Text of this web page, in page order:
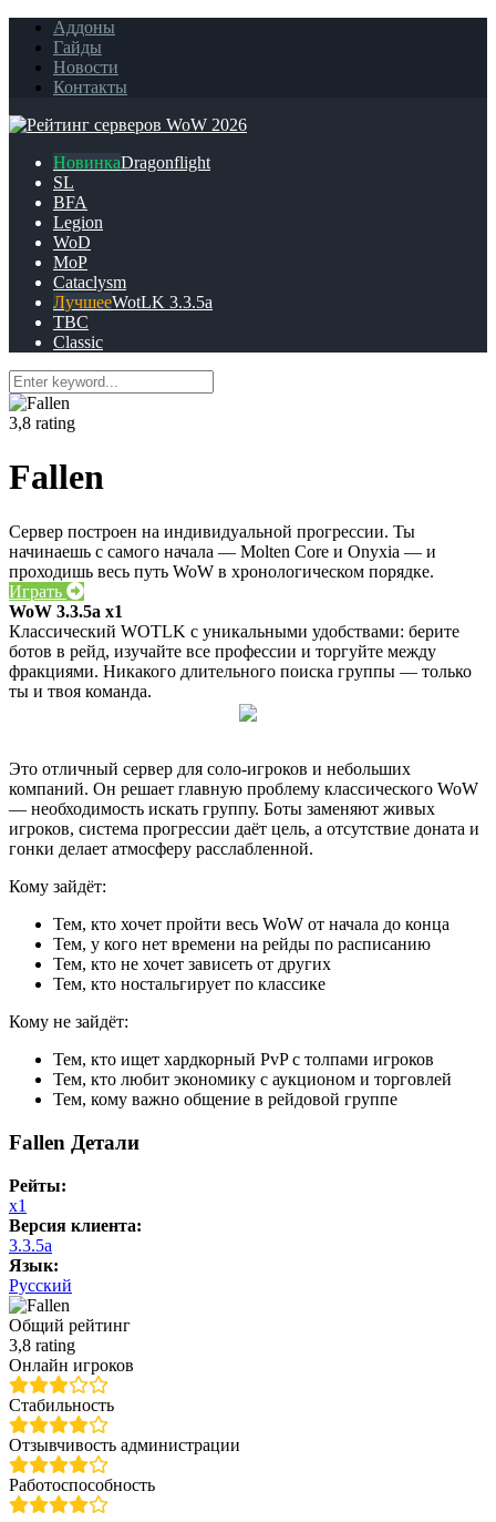
Аддоны
Гайды
Новости
Контакты
Dragonflight
SL
BFA
Legion
WoD
MoP
Cataclysm
WotLK 3.3.5a
TBC
Classic
3,8 rating
Fallen
Сервер построен на индивидуальной прогрессии. Ты
начинаешь с самого начала — Molten Core и Onyxia — и
проходишь весь путь WoW в хронологическом порядке.
Играть
WoW 3.3.5a x1
Классический WOTLK с уникальными удобствами: берите
ботов в рейд, изучайте все профессии и торгуйте между
фракциями. Никакого длительного поиска группы — только
ты и твоя команда.
Это отличный сервер для соло-игроков и небольших
компаний. Он решает главную проблему классического WoW
— необходимость искать группу. Боты заменяют живых
игроков, система прогрессии даёт цель, а отсутствие доната и
гонки делает атмосферу расслабленной.
Кому зайдёт:
Тем, кто хочет пройти весь WoW от начала до конца
Тем, у кого нет времени на рейды по расписанию
Тем, кто не хочет зависеть от других
Тем, кто ностальгирует по классике
Кому не зайдёт:
Тем, кто ищет хардкорный PvP с толпами игроков
Тем, кто любит экономику с аукционом и торговлей
Тем, кому важно общение в рейдовой группе
Fallen Детали
Рейты:
x1
Версия клиента:
3.3.5a
Язык:
Русский
Общий рейтинг
3,8 rating
Онлайн игроков
Стабильность
Отзывчивость администрации
Работоспособность